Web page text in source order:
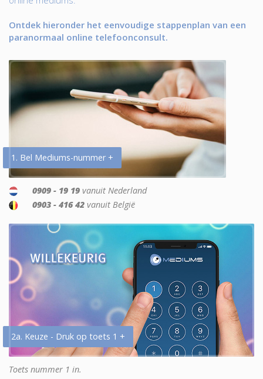
Ontdek hieronder het eenvoudige stappenplan van een
paranormaal online telefoonconsult.
1. Bel Mediums-nummer +
0909 - 19 19 vanuit Nederland
0903 - 416 42 vanuit België
2a. Keuze - Druk op toets 1 +
Toets nummer 1 in.